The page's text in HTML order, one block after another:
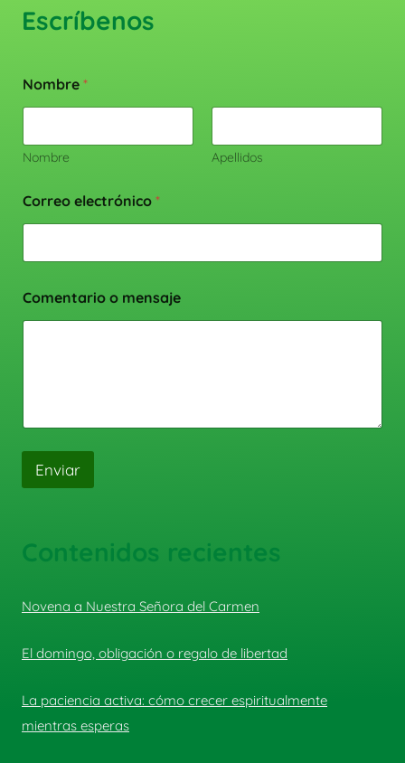
Escríbenos
Nombre *
Nombre Apellidos
Correo electrónico *
Comentario o mensaje
Enviar
Contenidos recientes
Novena a Nuestra Señora del Carmen
El domingo, obligación o regalo de libertad
La paciencia activa: cómo crecer espiritualmente
mientras esperas